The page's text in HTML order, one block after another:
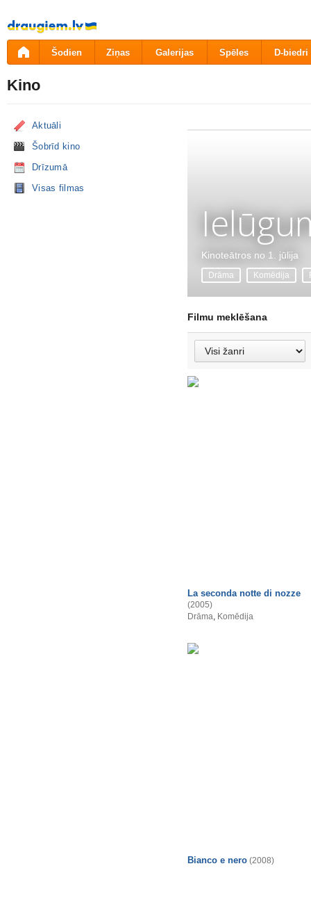
Pāriet
uz
saturu
Šodien Ziņas Galerijas Spēles D-biedri
Kino
Aktuāli
Šobrīd kino
Drīzumā
Visas filmas
Kinoteātros no 1. jūlija
Drāma Komēdija
Filmu meklēšana
La seconda notte di nozze
(2005)
Drāma, Komēdija
Bianco e nero (2008)